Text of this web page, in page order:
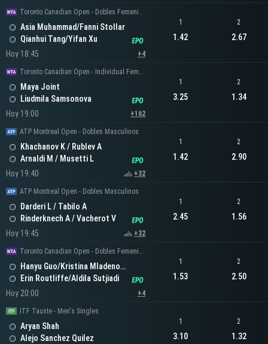
Toronto Canadian Open - Dobles Femeninos
Asia Muhammad/Fanni Stollar
Qianhui Tang/Yifan Xu
Hoy 18:45
+4
1
1.42
2
2.67
Toronto Canadian Open - Individual Femenino
Maya Joint
Liudmila Samsonova
Hoy 19:00
+162
1
3.25
2
1.34
ATP Montreal Open - Dobles Masculinos
Khachanov K / Rublev A
Arnaldi M / Musetti L
Hoy 19:40
+32
1
1.42
2
2.90
ATP Montreal Open - Dobles Masculinos
Darderi L / Tabilo A
Rinderknech A / Vacherot V
Hoy 19:45
+32
1
2.45
2
1.56
Toronto Canadian Open - Dobles Femeninos
Hanyu Guo/Kristina Mladenovic
Erin Routliffe/Aldila Sutjiadi
Hoy 20:00
+4
1
1.53
2
2.50
ITF Tauste - Men's Singles
Aryan Shah
Alejo Sanchez Quilez
1
3.10
2
1.32